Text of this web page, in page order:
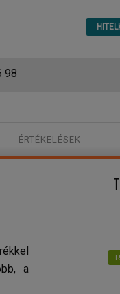
98
ÉRTÉKELÉSEK
a